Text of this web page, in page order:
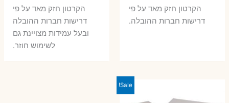
הקרטון חזק מאד על פי
דרישות חברות ההובלה.
הקרטון חזק מאד על פי
דרישות חברות ההובלה
ובעל עמידות מצויינת גם
לשימוש חוזר.
Sale!